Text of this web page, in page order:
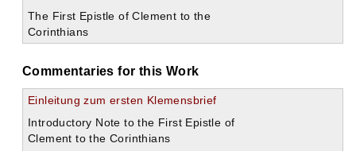
The First Epistle of Clement to the
Corinthians
Commentaries for this Work
Einleitung zum ersten Klemensbrief
Introductory Note to the First Epistle of
Clement to the Corinthians